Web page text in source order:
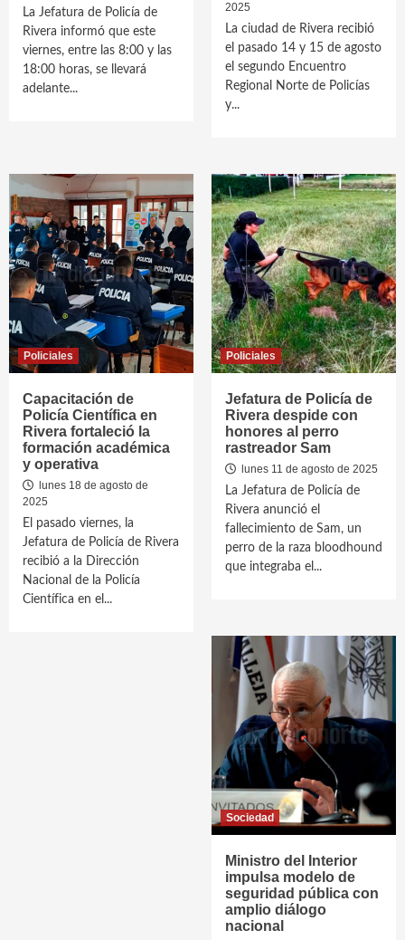
La Jefatura de Policía de
Rivera informó que este
viernes, entre las 8:00 y las
18:00 horas, se llevará
adelante...
2025
La ciudad de Rivera recibió
el pasado 14 y 15 de agosto
el segundo Encuentro
Regional Norte de Policías
y...
Policiales
Capacitación de
Policía Científica en
Rivera fortaleció la
formación académica
y operativa
lunes 18 de agosto de
2025
El pasado viernes, la
Jefatura de Policía de Rivera
recibió a la Dirección
Nacional de la Policía
Científica en el...
Policiales
Jefatura de Policía de
Rivera despide con
honores al perro
rastreador Sam
lunes 11 de agosto de 2025
La Jefatura de Policía de
Rivera anunció el
fallecimiento de Sam, un
perro de la raza bloodhound
que integraba el...
Sociedad
Ministro del Interior
impulsa modelo de
seguridad pública con
amplio diálogo
nacional